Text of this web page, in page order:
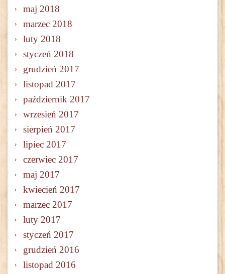
maj 2018
marzec 2018
luty 2018
styczeń 2018
grudzień 2017
listopad 2017
październik 2017
wrzesień 2017
sierpień 2017
lipiec 2017
czerwiec 2017
maj 2017
kwiecień 2017
marzec 2017
luty 2017
styczeń 2017
grudzień 2016
listopad 2016